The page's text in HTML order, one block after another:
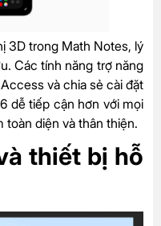
3D trong Math Notes, lý
Các tính năng trợ năng
và chia sẻ cài đặt
dễ tiếp cận hơn với mọi
toàn diện và thân thiện.
thiết bị hỗ